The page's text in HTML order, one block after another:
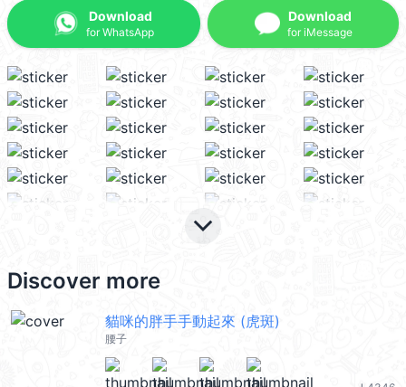
Download
for WhatsApp
Download
for iMessage
keyboard_arrow_down
Discover more
貓咪的胖手手動起來 (虎斑)
腰子